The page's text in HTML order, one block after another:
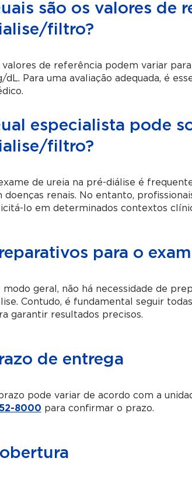
são os valores de
filtro?
valores de referência podem variar
dL. Para uma avaliação adequada, é
especialista pode
filtro?
de ureia na pré-diálise é
doenças renais. No entanto,
lo em determinados contextos
para o
modo geral, não há necessidade de
Contudo, é fundamental seguir
garantir resultados precisos.
de entrega
pode variar de acordo com a
8000 para confirmar o prazo.